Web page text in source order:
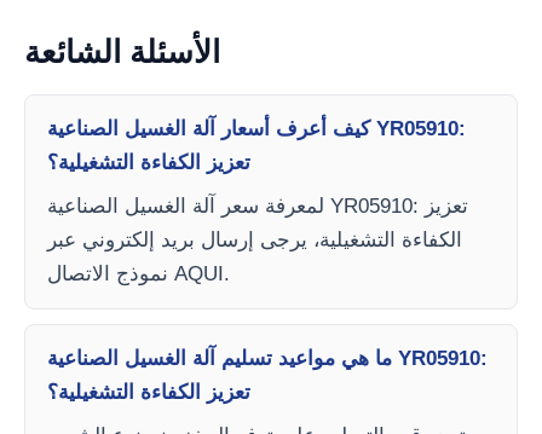
الأسئلة الشائعة
كيف أعرف أسعار آلة الغسيل الصناعية YR05910:
تعزيز الكفاءة التشغيلية؟
لمعرفة سعر آلة الغسيل الصناعية YR05910: تعزيز
الكفاءة التشغيلية، يرجى إرسال بريد إلكتروني عبر
نموذج الاتصال AQUI.
ما هي مواعيد تسليم آلة الغسيل الصناعية YR05910:
تعزيز الكفاءة التشغيلية؟